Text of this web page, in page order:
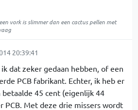
vork is slimmer dan een cactus pellen met
20:39:41
dat zeker gedaan hebben, of een
PCB fabrikant. Echter, ik heb er
45 cent (eigenlijk 44
PCB. Met deze drie missers wordt